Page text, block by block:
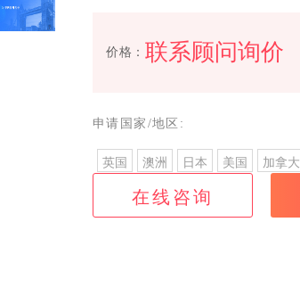
价格： 联系顾问询价
申请国家/地区:
英国 澳洲 日本 美国 加拿大
新加坡
中国香港
荷兰
瑞典 丹麦 挪威 芬兰
在线咨询